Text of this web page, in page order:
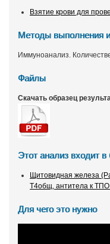
Взятие крови для
Методы выполнения
Иммуноанализ.
Файлы
Скачать образец
Этот анализ входит в
Щитовидная железа
Т4общ, антитела к ТПО
Для чего это нужно